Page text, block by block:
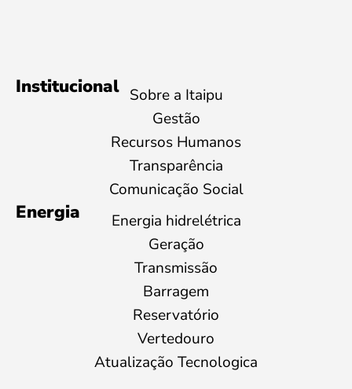
Institucional Sobre a Itaipu
Gestão
Recursos Humanos
Transparência
Comunicação Social
Energia
Energia hidrelétrica
Geração
Transmissão
Barragem
Reservatório
Vertedouro
Atualização Tecnologica